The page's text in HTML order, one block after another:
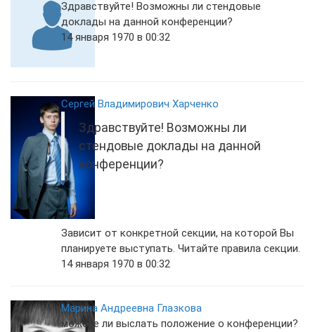
Здравствуйте! Возможны ли стендовые
доклады на данной конференции?
14 января 1970 в 00:32
Сергей Владимирович Харченко
Здравствуйте! Возможны ли
стендовые доклады на данной
конференции?
Зависит от конкретной секции, на которой Вы
планируете выступать. Читайте правила секции.
14 января 1970 в 00:32
Марина Андреевна Глазкова
можете ли выслать положение о конференции?